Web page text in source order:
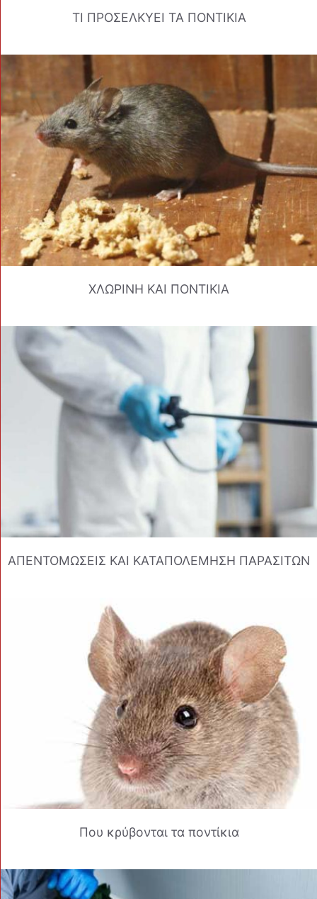
ΤΙ ΠΡΟΣΕΛΚΥΕΙ ΤΑ ΠΟΝΤΙΚΙΑ
ΧΛΩΡΙΝΗ ΚΑΙ ΠΟΝΤΙΚΙΑ
ΑΠΕΝΤΟΜΩΣΕΙΣ ΚΑΙ ΚΑΤΑΠΟΛΕΜΗΣΗ ΠΑΡΑΣΙΤΩΝ
Που κρύβονται τα ποντίκια